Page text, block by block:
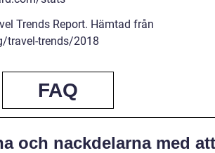
Trends Report. Hämtad från
travel-trends/2018
FAQ
och nackdelarna med att